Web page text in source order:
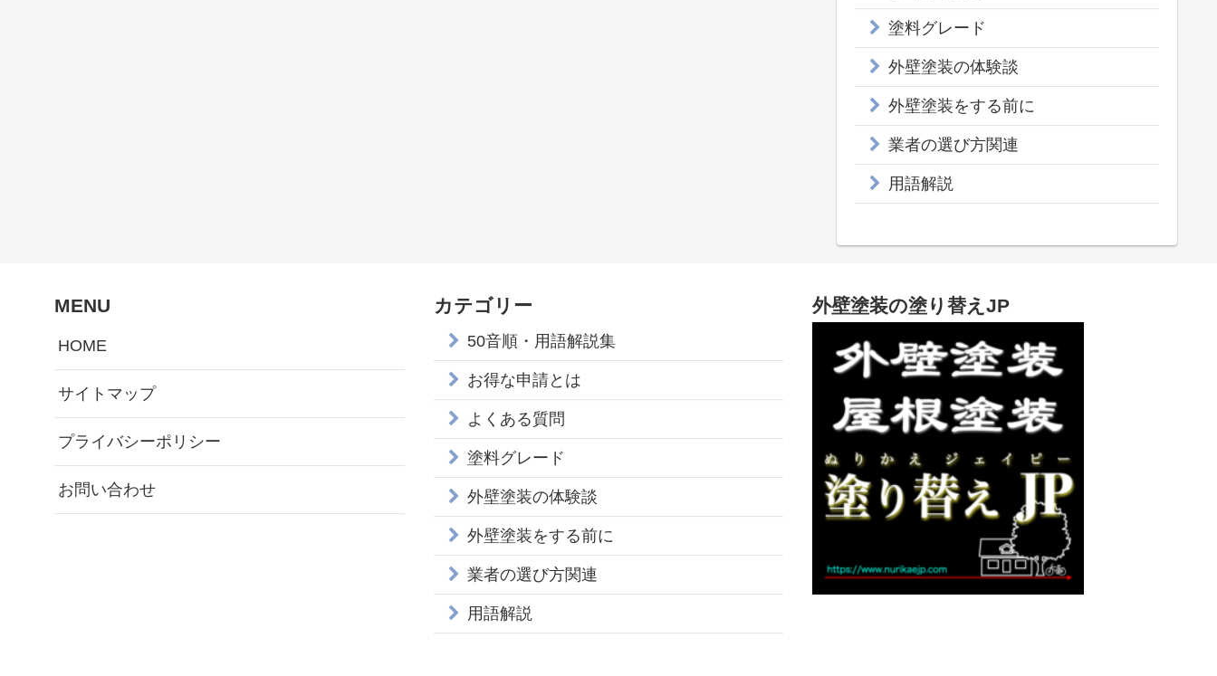
塗料グレード
外壁塗装の体験談
外壁塗装をする前に
業者の選び方関連
用語解説
MENU
HOME
サイトマップ
プライバシーポリシー
お問い合わせ
カテゴリー
50音順・用語解説集
お得な申請とは
よくある質問
塗料グレード
外壁塗装の体験談
外壁塗装をする前に
業者の選び方関連
用語解説
外壁塗装の塗り替えJP